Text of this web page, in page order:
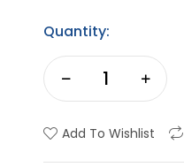
Quantity:
Add To Wishlist